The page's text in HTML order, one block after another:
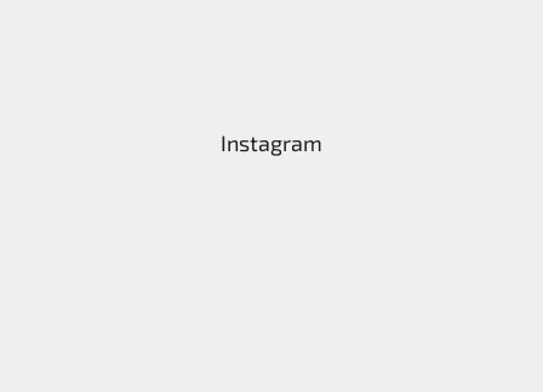
Instagram